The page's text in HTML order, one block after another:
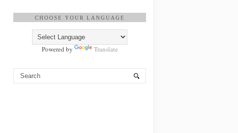
CHOOSE YOUR LANGUAGE
Powered by Translate